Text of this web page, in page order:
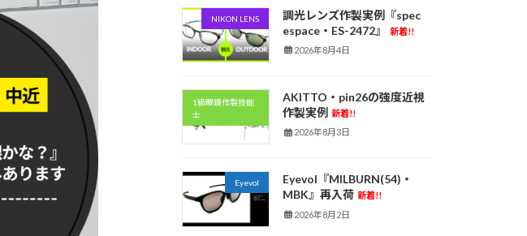
NIKON LENS
調光レンズ作製実例『spec
espace・ES-2472』
新着!!
2026年8月4日
1級眼鏡作製技能
士
AKITTO・pin26の強度近視
作製実例 新着!!
2026年8月3日
Eyevol
Eyevol『MILBURN(54)・
MBK』再入荷 新着!!
2026年8月2日